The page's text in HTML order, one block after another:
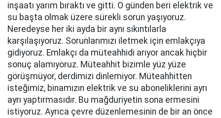
inşaatı yarım bıraktı ve gitti. O günden beri elektrik ve
su başta olmak üzere sürekli sorun yaşıyoruz.
Neredeyse her iki ayda bir aynı sıkıntılarla
karşılaşıyoruz. Sorunlarımızı iletmek için emlakçıya
gidiyoruz. Emlakçı da müteahhidi arıyor ancak hiçbir
sonuç alamıyoruz. Müteahhit bizimle yüz yüze
görüşmüyor, derdimizi dinlemiyor. Müteahhitten
isteğimiz, binamızın elektrik ve su aboneliklerini ayrı
ayrı yaptırmasıdır. Bu mağduriyetin sona ermesini
istiyoruz. Ayrıca çevre düzenlemesinin de bir an önce